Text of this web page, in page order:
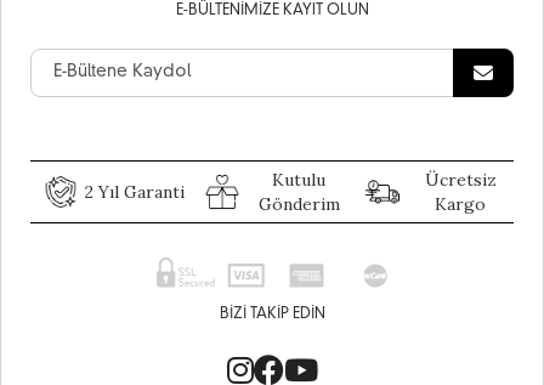
E-BÜLTENIMIZE KAYIT OLUN
2 Yıl Garanti
Kutulu
Gönderim
Ücretsiz
Kargo
BIZI TAKIP EDIN